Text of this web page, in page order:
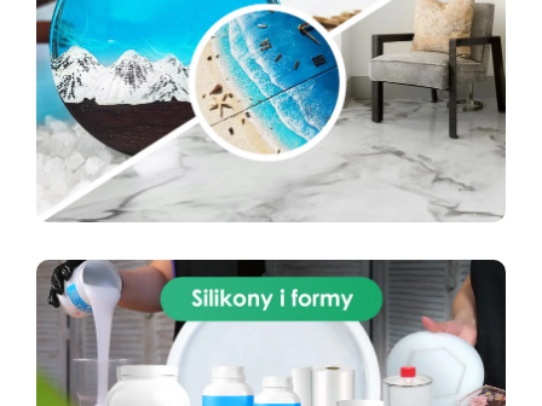
należy tylko lekko przeszlifować powierzchnię.
Czy można stosować na zewnątrz? Tak, dzięki
wysokiej odporności na UV i warunki
atmosferyczne. Czy potrzebny jest podkład?
Nie, wystarczy czysta i sucha powierzchnia.